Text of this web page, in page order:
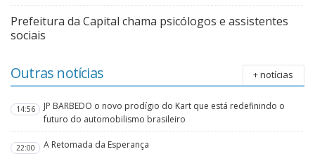
Prefeitura da Capital chama psicólogos e assistentes
sociais
Outras notícias + notícias
14:56
JP BARBEDO o novo prodígio do Kart que está redefinindo o
futuro do automobilismo brasileiro
22:00 A Retomada da Esperança